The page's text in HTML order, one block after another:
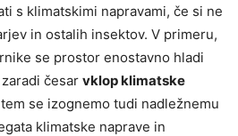
s klimatskimi napravami, če si ne
in ostalih insektov. V primeru,
se prostor enostavno hladi
česar vklop klimatske
tem se izognemo tudi nadležnemu
klimatske naprave in